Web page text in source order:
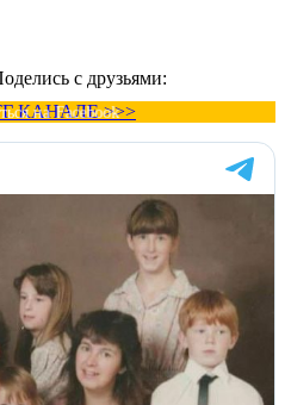
с друзьями:
КАНАЛЕ >>>